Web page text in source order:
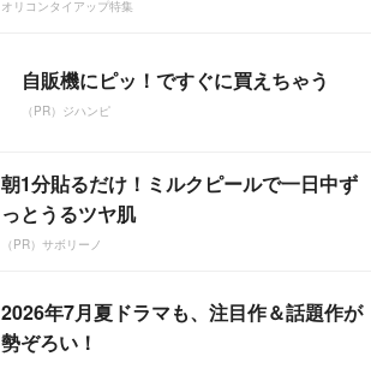
オリコンタイアップ特集
自販機にピッ！ですぐに買えちゃう
（PR）ジハンピ
朝1分貼るだけ！ミルクピールで一日中ず
っとうるツヤ肌
（PR）サボリーノ
2026年7月夏ドラマも、注目作＆話題作が
勢ぞろい！